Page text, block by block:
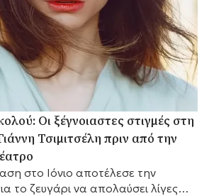
Οι ξέγνοιαστες στιγμές στη
Τσιμιτσέλη πριν από την
στο Ιόνιο αποτέλεσε την
το ζευγάρι να απολαύσει λίγες